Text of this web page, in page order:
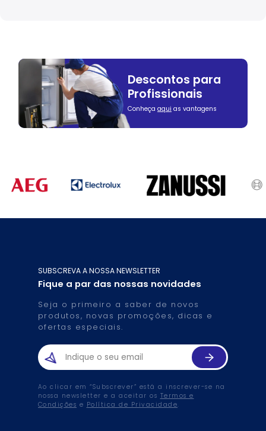
Descontos para
Profissionais
Conheça aqui as vantagens
SUBSCREVA A NOSSA NEWSLETTER
Fique a par das nossas novidades
Seja o primeiro a saber de novos
produtos, novas promoções, dicas e
ofertas especiais.
Ao clicar em “Subscrever” está a inscrever-se na
nossa newsletter e a aceitar os Termos e
Condições e Política de Privacidade.